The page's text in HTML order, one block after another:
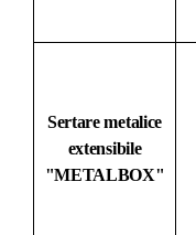
Sertare metalice
extensibile
"METALBOX"